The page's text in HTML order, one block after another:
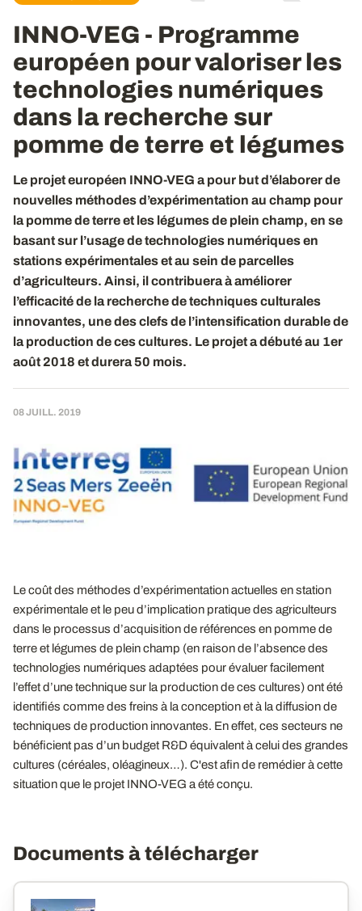
INNO-VEG - Programme
européen pour valoriser les
technologies numériques
dans la recherche sur
pomme de terre et légumes
Le projet européen INNO-VEG a pour but d’élaborer de
nouvelles méthodes d’expérimentation au champ pour
la pomme de terre et les légumes de plein champ, en se
basant sur l’usage de technologies numériques en
stations expérimentales et au sein de parcelles
d’agriculteurs. Ainsi, il contribuera à améliorer
l’efficacité de la recherche de techniques culturales
innovantes, une des clefs de l’intensification durable de
la production de ces cultures. Le projet a débuté au 1er
août 2018 et durera 50 mois.
08 JUILL. 2019
Le coût des méthodes d’expérimentation actuelles en station
expérimentale et le peu d’implication pratique des agriculteurs
dans le processus d’acquisition de références en pomme de
terre et légumes de plein champ (en raison de l’absence des
technologies numériques adaptées pour évaluer facilement
l’effet d’une technique sur la production de ces cultures) ont été
identifiés comme des freins à la conception et à la diffusion de
techniques de production innovantes. En effet, ces secteurs ne
bénéficient pas d’un budget R&D équivalent à celui des grandes
cultures (céréales, oléagineux…). C'est afin de remédier à cette
situation que le projet INNO-VEG a été conçu.
Documents à télécharger